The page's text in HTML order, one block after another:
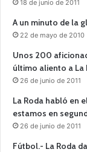
18 de junio de 2011
A un minuto de la
22 de mayo de 2010
Unos 200
último aliento a La
26 de junio de 2011
La Roda habló en
estamos en
26 de junio de 2011
Fútbol.- La Roda